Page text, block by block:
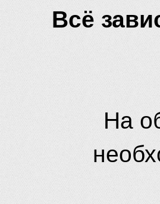
Всё
На